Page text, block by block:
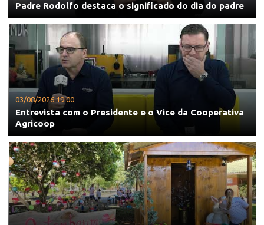
Padre Rodolfo destaca o significado do dia do padre
03/08/2026 19:00
Entrevista com o Presidente e o Vice da Cooperativa
Agricoop